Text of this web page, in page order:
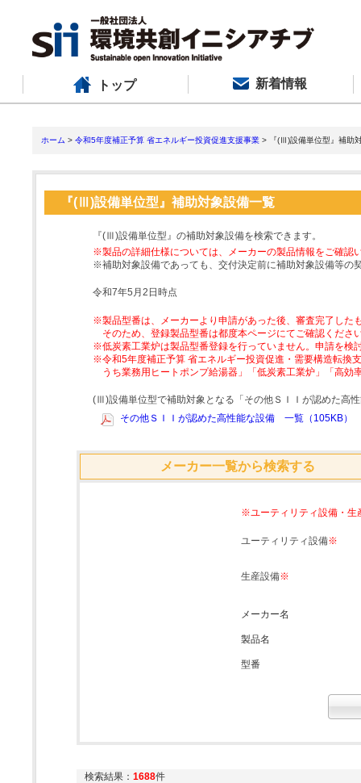
トップ 新着情報
ホーム > 令和5年度補正予算 省エネルギー投資促進支援事業 > 『(Ⅲ)設備単位型』補助
『(Ⅲ)設備単位型』補助対象設備一覧
『(Ⅲ)設備単位型』の補助対象設備を検索できます。
※製品の詳細仕様については、メーカーの製品情報をご確認
※補助対象設備であっても、交付決定前に補助対象設備等の
令和7年5月2日時点
※製品型番は、メーカーより申請があった後、審査完了した
そのため、登録製品型番は都度本ページにてご確認くださ
※低炭素工業炉は製品型番登録を行っていません。申請を検
※令和5年度補正予算 省エネルギー投資促進・需要構造転換
うち業務用ヒートポンプ給湯器」「低炭素工業炉」「高
(Ⅲ)設備単位型で補助対象となる「その他ＳＩＩが認めた高
その他ＳＩＩが認めた高性能な設備 一覧（105KB）
メーカー一覧から検索する
※ユーティリティ設備・生
ユーティリティ設備※
生産設備※
メーカー名
製品名
型番
検索結果： 1688件